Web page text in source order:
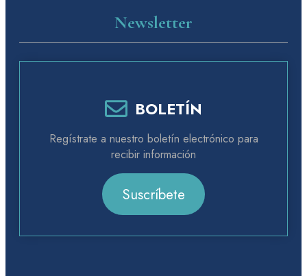
Newsletter
BOLETÍN
Regístrate a nuestro boletín electrónico para
recibir información
Suscríbete